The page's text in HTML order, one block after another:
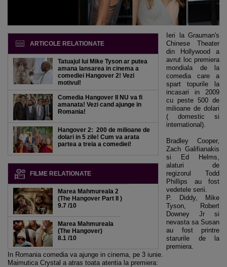
ARTICOLE RELATIONATE
Tatuajul lui Mike Tyson ar putea
amana lansarea in cinema a
comediei Hangover 2! Vezi
motivul!
Comedia Hangover II NU va fi
amanata! Vezi cand ajunge in
Romania!
Hangover 2: 200 de milioane de
dolari in 5 zile! Cum va arata
partea a treia a comediei!
FILME RELATIONATE
Marea Mahmureala 2
(The Hangover Part II )
9.7 /10
Marea Mahmureala
(The Hangover)
8.1 /10
Ieri la Grauman's
Chinese Theater
din Hollywood a
avrut loc premiera
mondiala de la
comedia care a
spart topurile la
incasari in 2009
cu peste 500 de
milioane de dolari
( domestic si
international).
Bradley Cooper,
Zach Galifianakis
si Ed Helms,
alaturi de
regizorul Todd
Phillips au fost
vedetele serii.
P. Diddy, Mike
Tyson, Robert
Downey Jr si
nevasta sa Susan
au fost printre
starurile de la
premiera.
In Romania comedia va ajunge in cinema, pe 3 iunie.
Maimutica Crystal a atras toata atentia la premiera: